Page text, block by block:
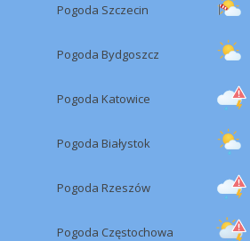
Pogoda Szczecin
Pogoda Bydgoszcz
Pogoda Katowice
Pogoda Białystok
Pogoda Rzeszów
Pogoda Częstochowa